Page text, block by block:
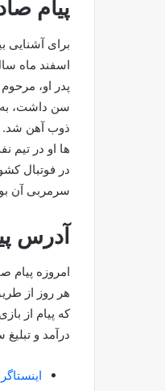
پیام
سن داشت، به
ذوب آهن شد.
ها او در تیم
در فوتبال
سرمربی آن
آدرس
امروزه پیام
هر روز از
که پیام از
درآمد و